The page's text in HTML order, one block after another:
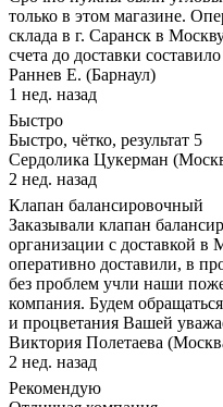
только в этом магазине.
склада в г. Саранск в
счета до доставки
Раннев Е. (Барнаул)
1 нед. назад
Быстро
Быстро, чётко, результат 5
Сердолика Цукерман
2 нед. назад
Клапан балансировочный
Заказывали клапан
организации с доставкой в
оперативно доставили, в
без проблем учли наши
компания. Будем
и процветания Вашей
Виктория Полетаева
2 нед. назад
Рекомендую